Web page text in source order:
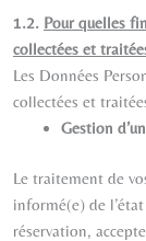
1.2. Pour quelles
collectées et
Les Données
collectées et
Gestion
Le traitement de
informé(e) de
réservation,